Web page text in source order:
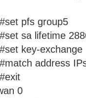
pfs group5
sa lifetime
key-exchange
address
0